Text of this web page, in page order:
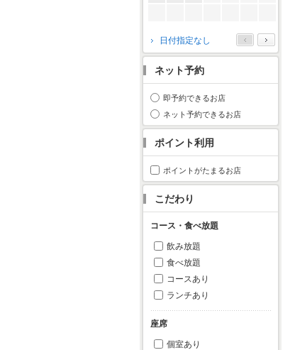
2026年10月
月 火 水 木 金 土
日
5
12
14 15 16
19
20 21 22 23 24
25
26
27 28 29
日付指定なし
ネット予約
即予約できるお店
ネット予約できるお店
ポイント利用
ポイントがたまるお店
こだわり
コース・食べ放題
飲み放題
食べ放題
コースあり
ランチあり
座席
個室あり